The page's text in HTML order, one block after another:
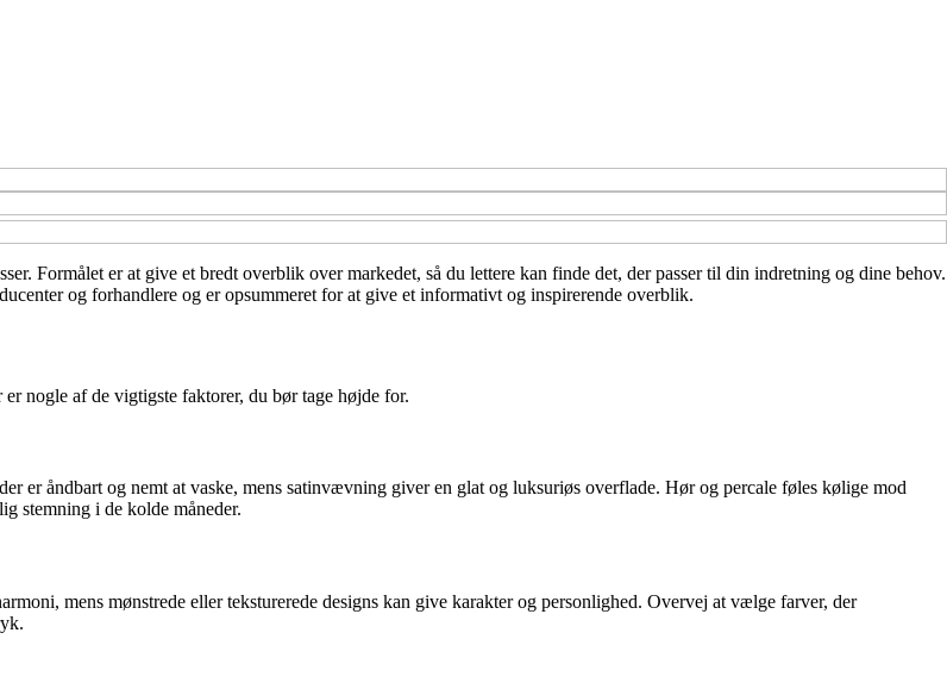
Formålet er at give et bredt overblik over markedet, så du lettere kan finde det, der passer til din indretning og dine behov.
og forhandlere og er opsummeret for at give et informativt og inspirerende overblik.
nogle af de vigtigste faktorer, du bør tage højde for.
er åndbart og nemt at vaske, mens satinvævning giver en glat og luksuriøs overflade. Hør og percale føles kølige mod
stemning i de kolde måneder.
mens mønstrede eller teksturerede designs kan give karakter og personlighed. Overvej at vælge farver, der